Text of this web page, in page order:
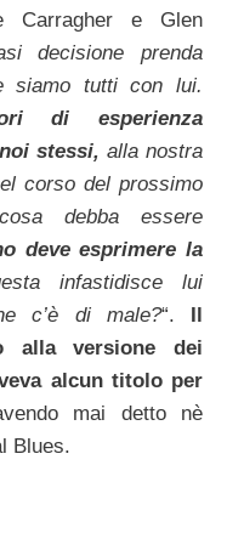
Carragher e Glen
decisione prenda
siamo tutti con lui.
di esperienza
stessi, alla nostra
corso del prossimo
debba essere
deve esprimere la
infastidisce lui
c’è di male?“. Il
alla versione dei
alcun titolo per
mai detto nè
Blues.